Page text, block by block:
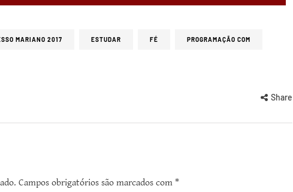
MARIANO 2017 ESTUDAR FÉ PROGRAMAÇÃO COM
Share
Campos obrigatórios são marcados com *